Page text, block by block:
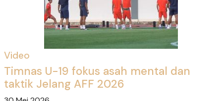
Video
Timnas U-19 fokus asah mental dan
taktik Jelang AFF 2026